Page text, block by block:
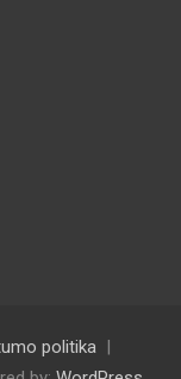
politika